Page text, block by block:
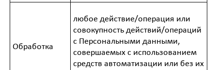
Обработка
любое действие/операция или
совокупность действий/операций
с Персональными данными,
совершаемых с использованием
средств автоматизации или без их